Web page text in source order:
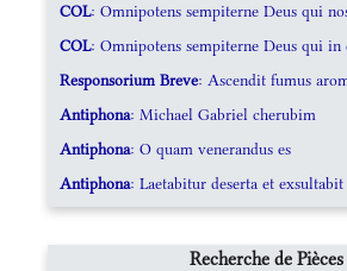
COL: Omnipotens sempiterne Deus qui
COL: Omnipotens sempiterne Deus qui in
Responsorium Breve: Ascendit fumus
Antiphona: Michael Gabriel cherubim
Antiphona: O quam venerandus es
Antiphona: Laetabitur deserta et exsultabit
Recherche de Pièces